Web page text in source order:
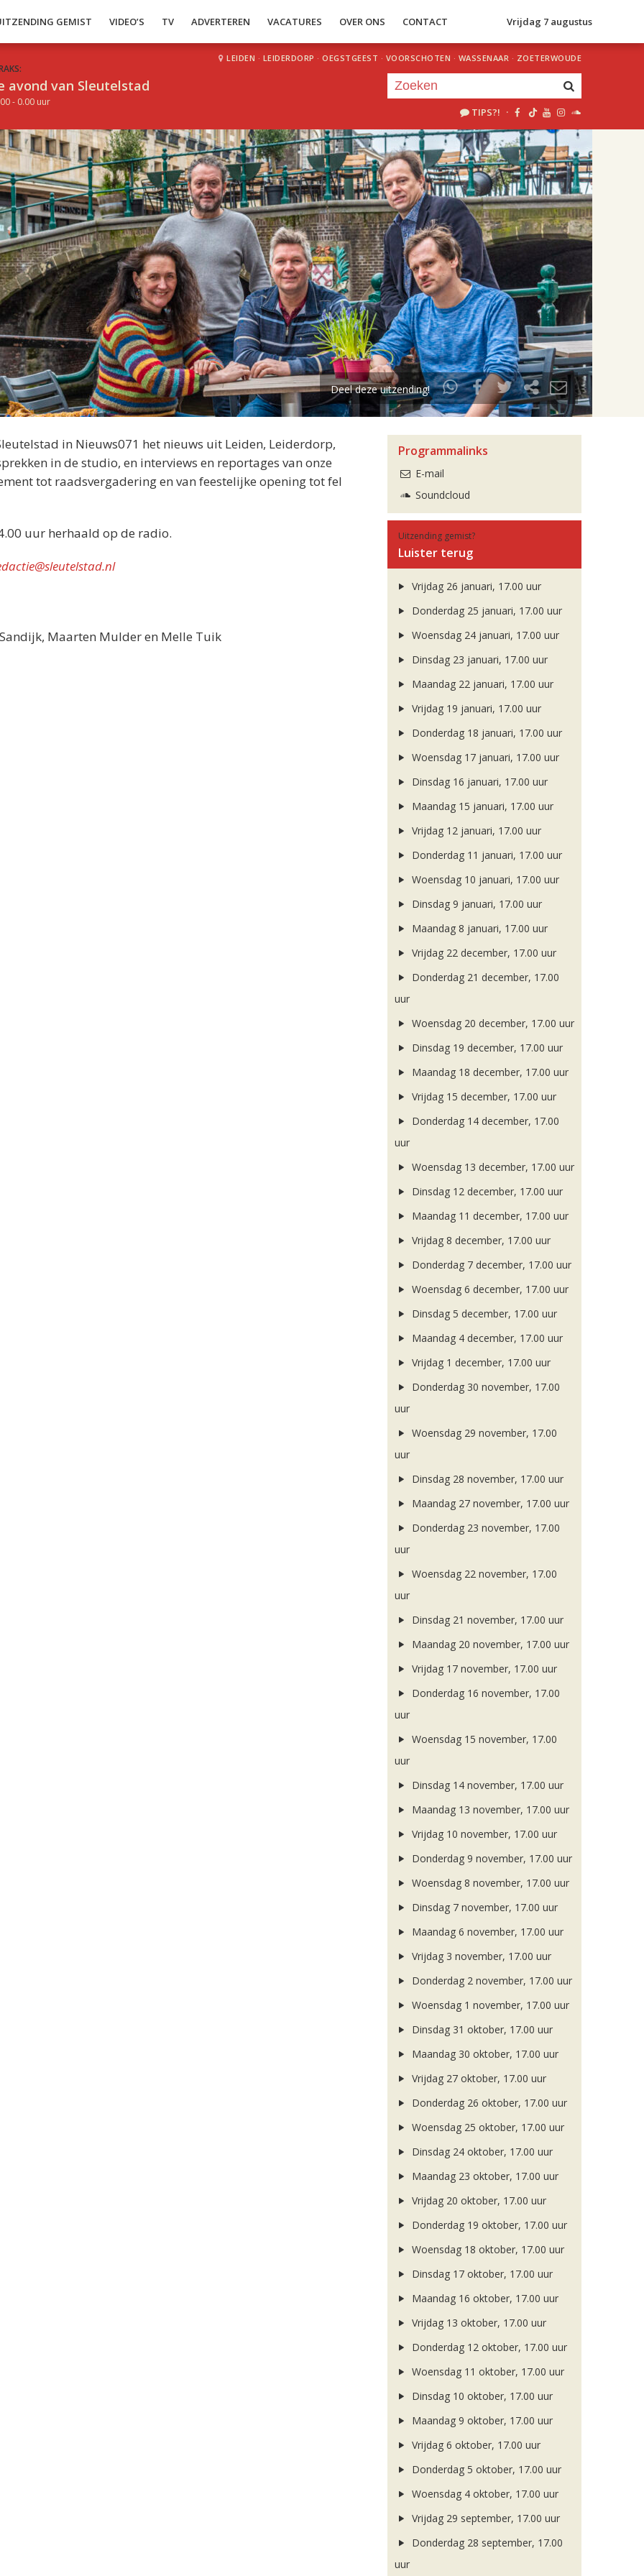
GEMIST VIDEO’S TV ADVERTEREN VACATURES OVER ONS CONTACT Vrijdag 7 augustus
avond van Sleutelstad
- 0.00 uur
LEIDEN · LEIDERDORP · OEGSTGEEST · VOORSCHOTEN · WASSENAAR · ZOETERWOUDE
TIPS?! ·
18.00
Je luistert nu naaruur 1 van 1
«Vorig uur Volgend uur»
Deel deze uitzending!
in Nieuws071 het nieuws uit Leiden, Leiderdorp,
in de studio, en interviews en reportages van onze
tot raadsvergadering en van feestelijke opening tot fel
uur herhaald op de radio.
Maarten Mulder en Melle Tuik
Programmalinks
E-mail
Soundcloud
Uitzending gemist?
Luister terug
Vrijdag 26 januari, 17.00 uur
Donderdag 25 januari, 17.00 uur
Woensdag 24 januari, 17.00 uur
Dinsdag 23 januari, 17.00 uur
Maandag 22 januari, 17.00 uur
Vrijdag 19 januari, 17.00 uur
Donderdag 18 januari, 17.00 uur
Woensdag 17 januari, 17.00 uur
Dinsdag 16 januari, 17.00 uur
Maandag 15 januari, 17.00 uur
Vrijdag 12 januari, 17.00 uur
Donderdag 11 januari, 17.00 uur
Woensdag 10 januari, 17.00 uur
Dinsdag 9 januari, 17.00 uur
Maandag 8 januari, 17.00 uur
Vrijdag 22 december, 17.00 uur
Donderdag 21 december, 17.00
uur
Woensdag 20 december, 17.00 uur
Dinsdag 19 december, 17.00 uur
Maandag 18 december, 17.00 uur
Vrijdag 15 december, 17.00 uur
Donderdag 14 december, 17.00
uur
Woensdag 13 december, 17.00 uur
Dinsdag 12 december, 17.00 uur
Maandag 11 december, 17.00 uur
Vrijdag 8 december, 17.00 uur
Donderdag 7 december, 17.00 uur
Woensdag 6 december, 17.00 uur
Dinsdag 5 december, 17.00 uur
Maandag 4 december, 17.00 uur
Vrijdag 1 december, 17.00 uur
Donderdag 30 november, 17.00
uur
Woensdag 29 november, 17.00
uur
Dinsdag 28 november, 17.00 uur
Maandag 27 november, 17.00 uur
Donderdag 23 november, 17.00
uur
Woensdag 22 november, 17.00
uur
Dinsdag 21 november, 17.00 uur
Maandag 20 november, 17.00 uur
Vrijdag 17 november, 17.00 uur
Donderdag 16 november, 17.00
uur
Woensdag 15 november, 17.00
uur
Dinsdag 14 november, 17.00 uur
Maandag 13 november, 17.00 uur
Vrijdag 10 november, 17.00 uur
Donderdag 9 november, 17.00 uur
Woensdag 8 november, 17.00 uur
Dinsdag 7 november, 17.00 uur
Maandag 6 november, 17.00 uur
Vrijdag 3 november, 17.00 uur
Donderdag 2 november, 17.00 uur
Woensdag 1 november, 17.00 uur
Dinsdag 31 oktober, 17.00 uur
Maandag 30 oktober, 17.00 uur
Vrijdag 27 oktober, 17.00 uur
Donderdag 26 oktober, 17.00 uur
Woensdag 25 oktober, 17.00 uur
Dinsdag 24 oktober, 17.00 uur
Maandag 23 oktober, 17.00 uur
Vrijdag 20 oktober, 17.00 uur
Donderdag 19 oktober, 17.00 uur
Woensdag 18 oktober, 17.00 uur
Dinsdag 17 oktober, 17.00 uur
Maandag 16 oktober, 17.00 uur
Vrijdag 13 oktober, 17.00 uur
Donderdag 12 oktober, 17.00 uur
Woensdag 11 oktober, 17.00 uur
Dinsdag 10 oktober, 17.00 uur
Maandag 9 oktober, 17.00 uur
Vrijdag 6 oktober, 17.00 uur
Donderdag 5 oktober, 17.00 uur
Woensdag 4 oktober, 17.00 uur
Vrijdag 29 september, 17.00 uur
Donderdag 28 september, 17.00
uur